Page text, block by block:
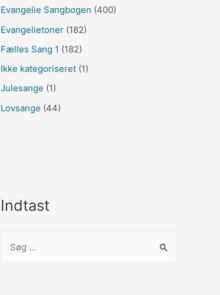
Evangelie Sangbogen (400)
Evangelietoner (182)
Fælles Sang 1 (182)
Ikke kategoriseret (1)
Julesange (1)
Lovsange (44)
Indtast